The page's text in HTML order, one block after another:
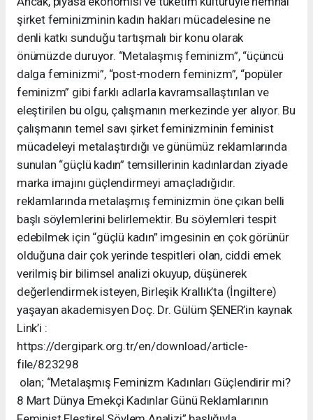
şirket feminizminin kadın hakları mücadelesine ne
denli katkı sunduğu tartışmalı bir konu olarak
önümüzde duruyor. “Metalaşmış feminizm”, “üçüncü
dalga feminizmi”, “post-modern feminizm”, “popüler
feminizm” gibi farklı adlarla kavramsallaştırılan ve
eleştirilen bu olgu, çalışmanın merkezinde yer alıyor. Bu
çalışmanın temel savı şirket feminizminin feminist
mücadeleyi metalaştırdığı ve günümüz reklamlarında
sunulan “güçlü kadın” temsillerinin kadınlardan ziyade
marka imajını güçlendirmeyi amaçladığıdır.
reklamlarında metalaşmış feminizmin öne çıkan belli
başlı söylemlerini belirlemektir. Bu söylemleri tespit
edebilmek için “güçlü kadın” imgesinin en çok görünür
olduğuna dair çok yerinde tespitleri olan, ciddi emek
verilmiş bir bilimsel analizi okuyup, düşünerek
değerlendirmek isteyen, Birleşik Krallık’ta (İngiltere)
yaşayan akademisyen Doç. Dr. Gülüm ŞENER’in kaynak
Link’i :
https://dergipark.org.tr/en/download/article-
file/823298
olan; “Metalaşmış Feminizm Kadınları Güçlendirir mi?
8 Mart Dünya Emekçi Kadınlar Günü Reklamlarının